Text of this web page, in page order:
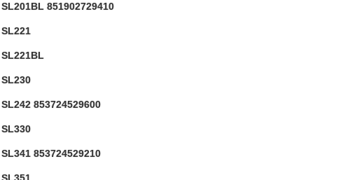
SL201BL 851902729410
SL221
SL221BL
SL230
SL242 853724529600
SL330
SL341 853724529210